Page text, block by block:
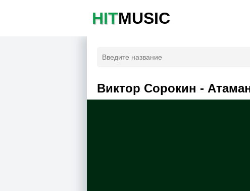
HITMUSIC
Виктор Сорокин -